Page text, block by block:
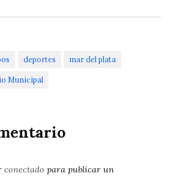
deportes mar del plata
Municipal
conectado para publicar un